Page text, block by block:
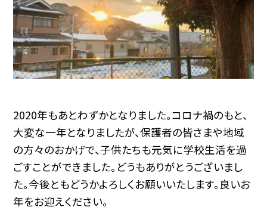
2020年もあとわずかとなりました。コロナ禍のもと、
大変な一年となりましたが、保護者の皆さまや地域
の方々のおかげで、子供たちも元気に学校生活を過
ごすことができました。どうもありがとうございまし
た。今後ともどうかよろしくお願いいたします。良いお
年をお迎えください。